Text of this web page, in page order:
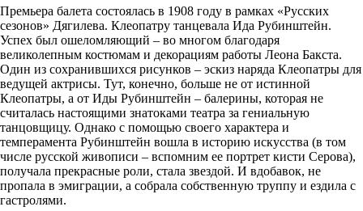
Премьера балета состоялась в 1908 году в рамках «Русских
сезонов» Дягилева. Клеопатру танцевала Ида Рубинштейн.
Успех был ошеломляющий – во многом благодаря
великолепным костюмам и декорациям работы Леона Бакста.
Один из сохранившихся рисунков – эскиз наряда Клеопатры для
ведущей актрисы. Тут, конечно, больше не от истинной
Клеопатры, а от Иды Рубинштейн – балерины, которая не
считалась настоящими знатоками театра за гениальную
танцовщицу. Однако с помощью своего характера и
темперамента Рубинштейн вошла в историю искусства (в том
числе русской живописи – вспомним ее портрет кисти Серова),
получала прекрасные роли, стала звездой. И вдобавок, не
пропала в эмиграции, а собрала собственную труппу и ездила с
гастролями.